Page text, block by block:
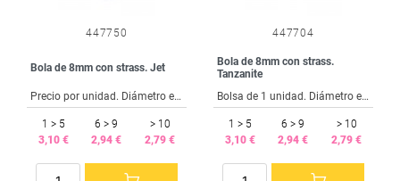
447750
Bola de 8mm con strass. Jet
Precio por unidad. Diámetro exterior 8 mm. Taladro interior 1.5 mm.
1 > 5
3,10 €
6 > 9
2,94 €
> 10
2,79 €
447704
Bola de 8mm con strass.
Tanzanite
Bolsa de 1 unidad. Diámetro exterior 8 mm. Taladro interior 1.5 mm.
1 > 5
3,10 €
6 > 9
2,94 €
> 10
2,79 €